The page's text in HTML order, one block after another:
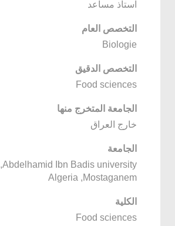
استاذ مساعد
التخصص العام
Biologie
التخصص الدقيق
Food sciences
الجامعة المتخرج منها
خارج العراق
الجامعة
Abdelhamid Ibn Badis university
,
Mostaganem
,
Algeria
الكلية
Food sciences